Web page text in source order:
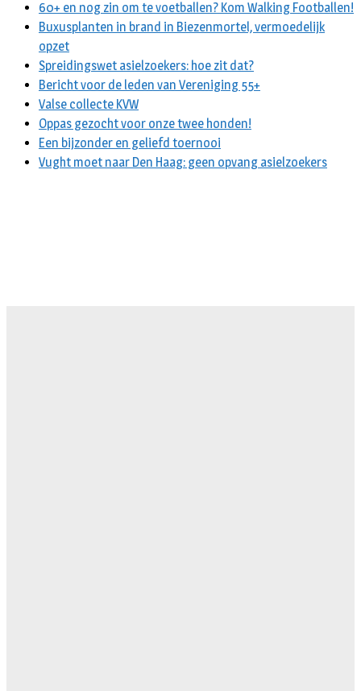
60+ en nog zin om te voetballen? Kom Walking Footballen!
Buxusplanten in brand in Biezenmortel, vermoedelijk
opzet
Spreidingswet asielzoekers: hoe zit dat?
Bericht voor de leden van Vereniging 55+
Valse collecte KVW
Oppas gezocht voor onze twee honden!
Een bijzonder en geliefd toernooi
Vught moet naar Den Haag: geen opvang asielzoekers